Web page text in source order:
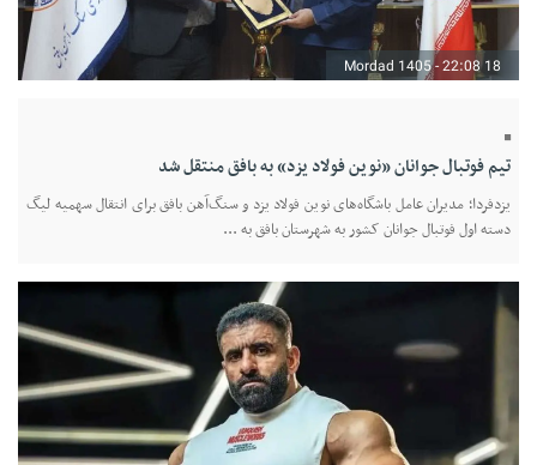
18 Mordad 1405 - 22:08
تیم فوتبال جوانان «نوین فولاد یزد» به بافق منتقل شد
یزدفردا؛ مدیران عامل باشگاه‌های نوین فولاد یزد و سنگ‌آهن بافق برای انتقال سهمیه لیگ
دسته اول فوتبال جوانان کشور به شهرستان بافق به ...